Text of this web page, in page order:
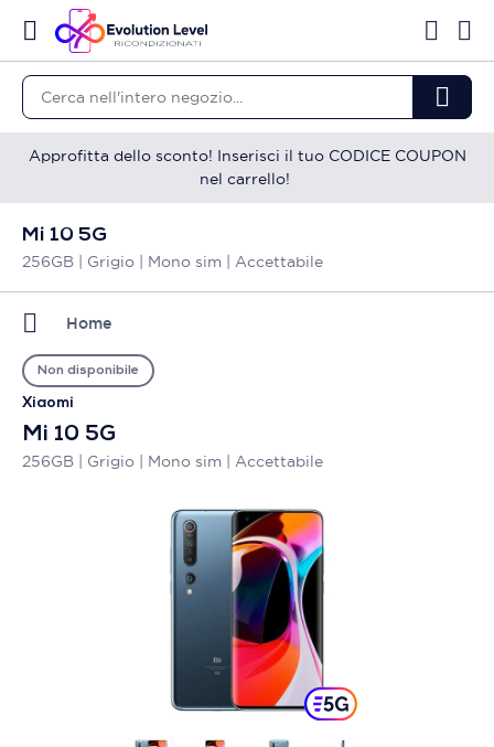
Approfitta dello sconto! Inserisci il tuo CODICE COUPON
nel carrello!
Mi 10 5G
256GB | Grigio | Mono sim | Accettabile
Home
Xiaomi
Mi 10 5G
256GB | Grigio | Mono sim | Accettabile
Non disponibile